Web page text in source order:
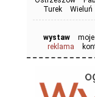
Turek
Wieluń
wystaw
reklama